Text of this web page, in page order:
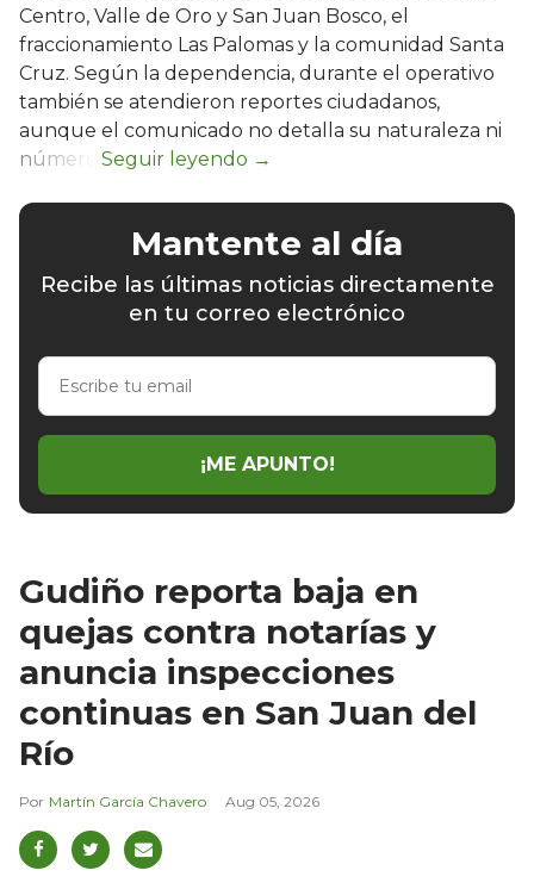
Centro, Valle de Oro y San Juan Bosco, el
fraccionamiento Las Palomas y la comunidad Santa
Cruz. Según la dependencia, durante el operativo
también se atendieron reportes ciudadanos,
aunque el comunicado no detalla su naturaleza ni
número.
Mantente al día
Recibe las últimas noticias directamente
en tu correo electrónico
Escribe
email
¡ME APUNTO!
Gudiño reporta baja en
quejas contra notarías y
anuncia inspecciones
continuas en San Juan del
Río
Martín García Chavero Aug 05, 2026